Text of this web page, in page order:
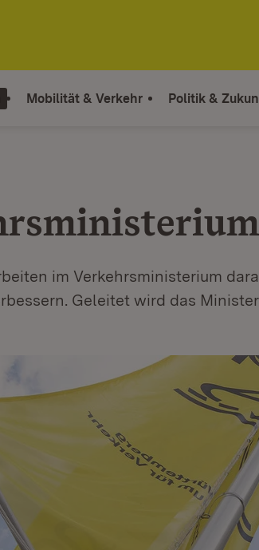
Mobilität & Verkehr Politik &
im Verkehrsministerium
Geleitet wird das